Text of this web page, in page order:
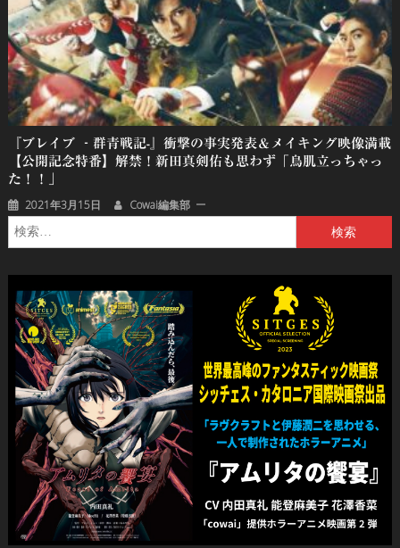
『ブレイブ ‐群青戦記-』衝撃の事実発表＆メイキング映像満載
【公開記念特番】解禁！新田真剣佑も思わず「鳥肌立っちゃっ
た！！」
2021年3月15日 Cowai編集部
索: